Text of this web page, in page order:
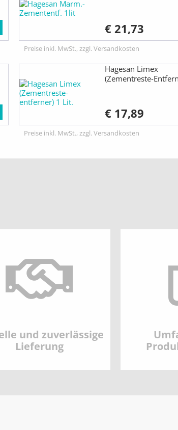
€ 21,73
Preise inkl. MwSt., zzgl. Versandkosten
Hagesan Limex
(Zementreste-
€ 17,89
Preise inkl. MwSt., zzgl. Versandkosten
und zuverlässige
Lieferung